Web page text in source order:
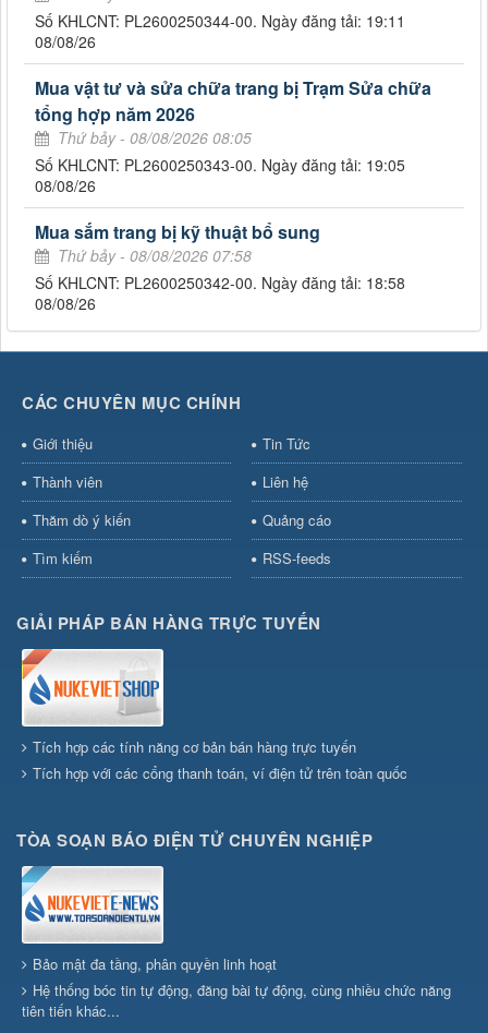
Số KHLCNT: PL2600250344-00. Ngày đăng tải: 19:11
08/08/26
Mua vật tư và sửa chữa trang bị Trạm Sửa chữa
tổng hợp năm 2026
Thứ bảy - 08/08/2026 08:05
Số KHLCNT: PL2600250343-00. Ngày đăng tải: 19:05
08/08/26
Mua sắm trang bị kỹ thuật bổ sung
Thứ bảy - 08/08/2026 07:58
Số KHLCNT: PL2600250342-00. Ngày đăng tải: 18:58
08/08/26
CÁC CHUYÊN MỤC CHÍNH
Giới thiệu
Tin Tức
Thành viên
Liên hệ
Thăm dò ý kiến
Quảng cáo
Tìm kiếm
RSS-feeds
GIẢI PHÁP BÁN HÀNG TRỰC TUYẾN
Tích hợp các tính năng cơ bản bán hàng trực tuyến
Tích hợp với các cổng thanh toán, ví điện tử trên toàn quốc
TÒA SOẠN BÁO ĐIỆN TỬ CHUYÊN NGHIỆP
Bảo mật đa tầng, phân quyền linh hoạt
Hệ thống bóc tin tự động, đăng bài tự động, cùng nhiều chức năng
tiên tiến khác...